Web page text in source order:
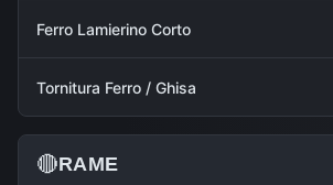
Ferro Lamierino Corto
Tornitura Ferro / Ghisa
🔴RAME